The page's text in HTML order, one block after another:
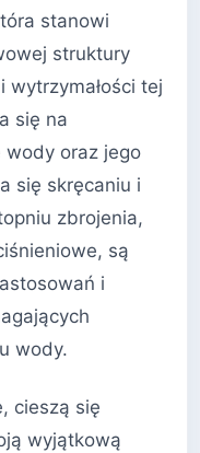
stanowi
struktury
wytrzymałości tej
się na
wody oraz jego
się skręcaniu i
zbrojenia,
są
i
wody.
cieszą się
wyjątkową